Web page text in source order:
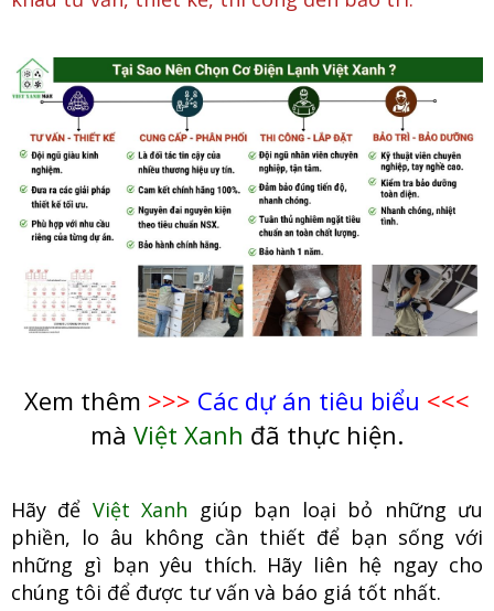
Xem thêm >>> Các dự án tiêu biểu <<<
mà Việt Xanh đã thực hiện.
Hãy để Việt Xanh giúp bạn loại bỏ những ưu
phiền, lo âu không cần thiết để bạn sống với
những gì bạn yêu thích. Hãy liên hệ ngay cho
chúng tôi để được tư vấn và báo giá tốt nhất.